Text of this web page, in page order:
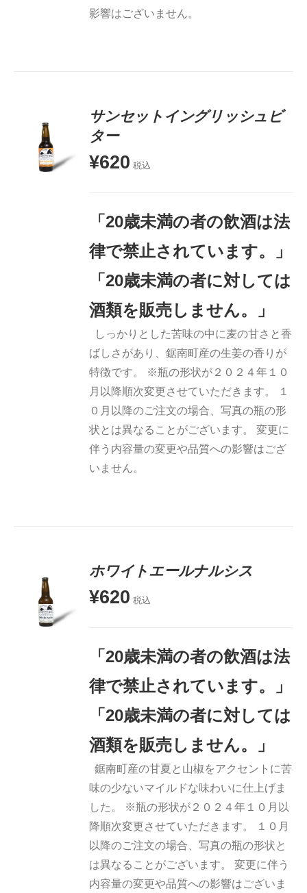
影響はございません。
お買い物
カゴに追
サンセットイングリッシュビ
ター
¥620 税込
「20歳未満の者の飲酒は法
律で禁止されています。」
「20歳未満の者に対しては
酒類を販売しません。」
しっかりとした苦味の中に麦の甘さと香
ばしさがあり、鋸南町産の生姜の香りが
特徴です。 ※瓶の形状が２０２４年１０
月以降順次変更させていただきます。 １
０月以降のご注文の場合、写真の瓶の形
状とは異なることがございます。 変更に
伴う内容量の変更や品質への影響はござ
いません。
お買い物
カゴに追
ホワイトエールナルシス
¥620 税込
「20歳未満の者の飲酒は法
律で禁止されています。」
「20歳未満の者に対しては
酒類を販売しません。」
鋸南町産の甘夏と山椒をアクセントに苦
味の少ないマイルドな味わいに仕上げま
した。 ※瓶の形状が２０２４年１０月以
降順次変更させていただきます。 １０月
以降のご注文の場合、写真の瓶の形状と
は異なることがございます。 変更に伴う
内容量の変更や品質への影響はございま